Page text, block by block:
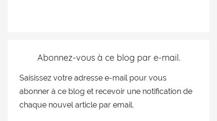
Abonnez-vous à ce blog par e-mail.
Saisissez votre adresse e-mail pour vous
abonner à ce blog et recevoir une notification de
chaque nouvel article par email.